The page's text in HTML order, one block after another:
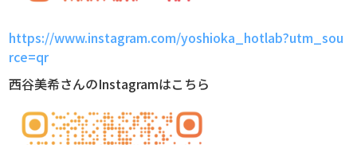
https://www.instagram.com/yoshioka_hotlab?utm_sou
rce=qr
西谷美希さんのInstagramはこちら